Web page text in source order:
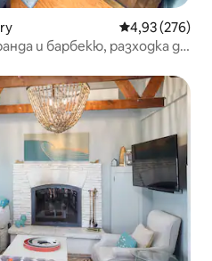
Средна
4,93 (276)
и барбекю, разходка до